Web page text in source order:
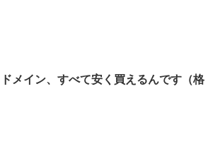
メイン、すべて安く買えるんです（格